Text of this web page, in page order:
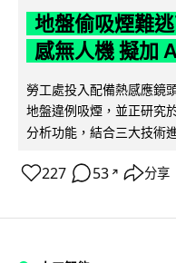
地盤偷吸煙難
感無人機 擬加
勞工處投入配備熱感應鏡
地盤違例吸煙，並正研究
分析功能，結合三大技術
227 53 ↗ 分享